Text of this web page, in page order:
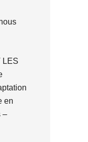
LES
en
–